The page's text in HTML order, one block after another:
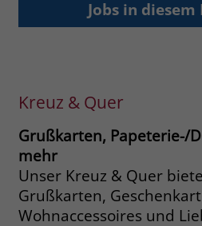
Jobs in diesem
Kreuz & Quer
Grußkarten, Papeterie-/
mehr
Unser Kreuz & Quer
Grußkarten,
Wohnaccessoires und
Laufzeit Session
Zweck
Behält die
Name cookie_optin
Browsers und
exklusiv für
werden, mit
Name _clsk
Anbieter www.clarity.ms